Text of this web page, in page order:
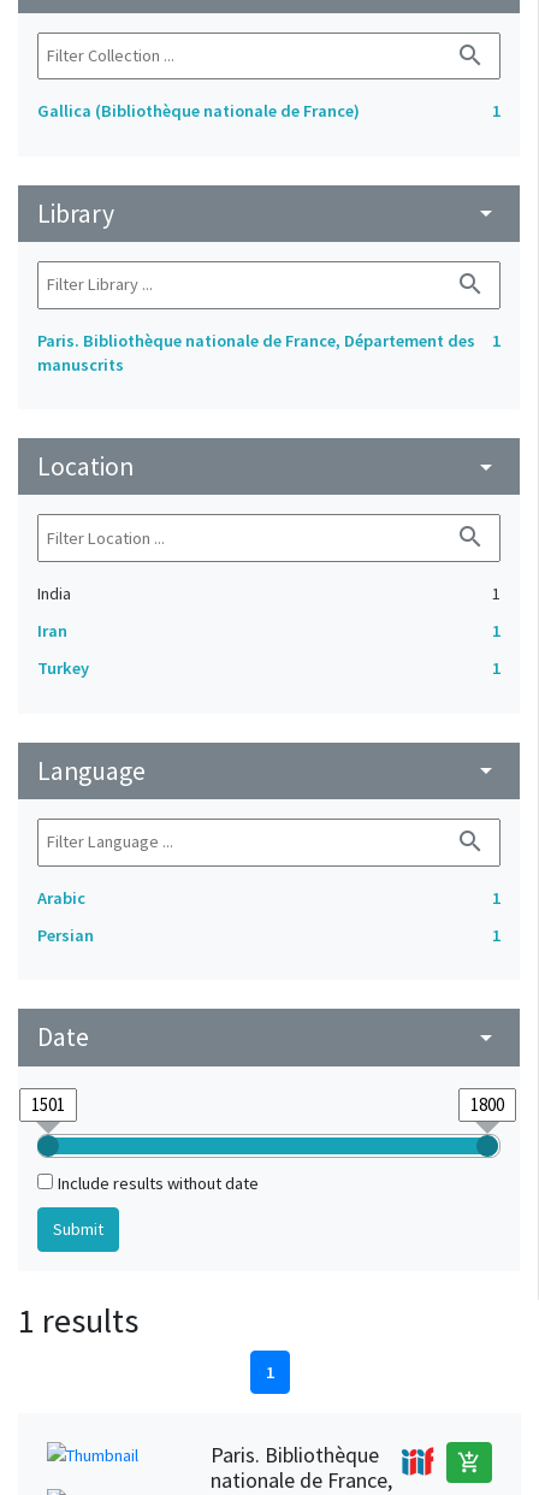
search
Gallica (Bibliothèque nationale de France) 1
Library arrow_drop_down
search
Paris. Bibliothèque nationale de France, Département des
manuscrits
1
Location arrow_drop_down
search
India
1
Iran
1
Turkey
1
Language arrow_drop_down
search
Arabic
1
Persian
1
Date arrow_drop_down
Include results without date
1 results
1
Paris. Bibliothèque
nationale de France,
add_shopping_cart